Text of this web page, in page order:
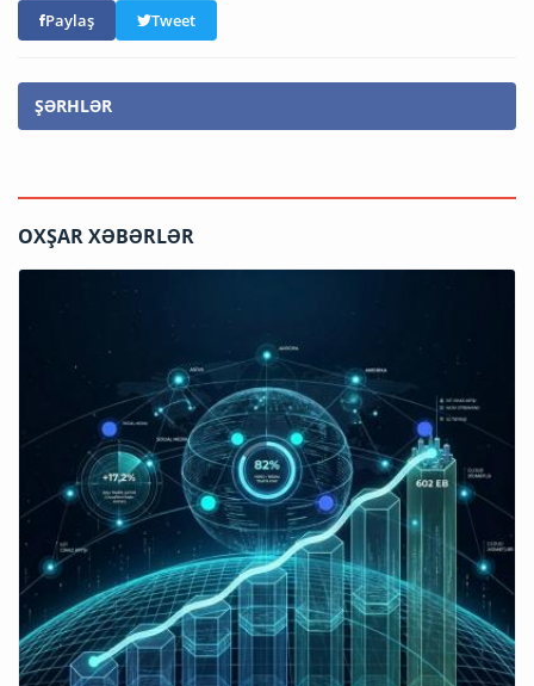
Paylaş Tweet
ŞƏRHLƏR
OXŞAR XƏBƏRLƏR